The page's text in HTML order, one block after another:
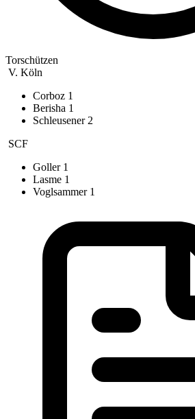
Torschützen
V. Köln
Corboz 1
Berisha 1
Schleusener 2
SCF
Goller 1
Lasme 1
Voglsammer 1